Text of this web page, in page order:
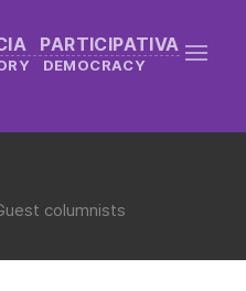
PARTICIPATIVA
DEMOCRACY
columnists